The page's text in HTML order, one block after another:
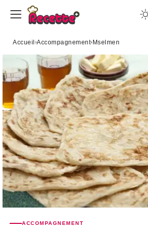
Accueil ›Accompagnement› Mselmen
ACCOMPAGNEMENT